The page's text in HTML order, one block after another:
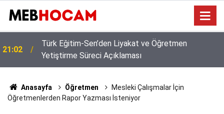
21:01
2026-2027 Ücretli Öğretmenlik Başvuruları Başladı!
İşte Başvuru Şartları
Anasayfa Öğretmen
Mesleki Çalışmalar İçin
Öğretmenlerden Rapor Yazması İsteniyor